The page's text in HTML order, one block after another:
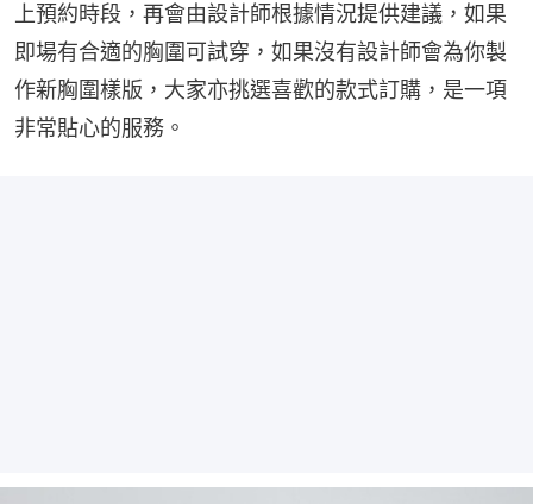
上預約時段，再會由設計師根據情況提供建議，如果
即場有合適的胸圍可試穿，如果沒有設計師會為你製
作新胸圍樣版，大家亦挑選喜歡的款式訂購，是一項
非常貼心的服務。